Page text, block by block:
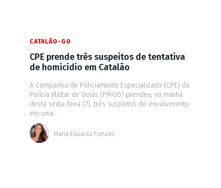
CATALÃO-GO
CPE prende três suspeitos de tentativa
de homicídio em Catalão
A Companhia de Policiamento Especializado (CPE) da
Polícia Militar de Goiás (PMGO) prendeu, na manhã
desta sexta-feira (7), três suspeitos de envolvimento
em uma...
Maria Eduarda Furtado